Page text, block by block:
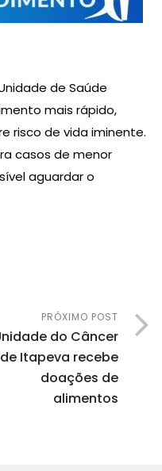
de Saúde
mais rápido,
risco de vida iminente.
casos de menor
aguardar o
PRÓXIMO POST
do Câncer
de Itapeva recebe
doações de
alimentos